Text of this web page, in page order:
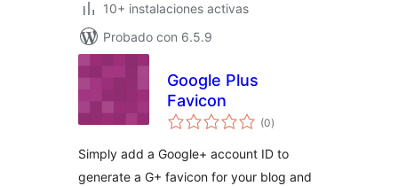
10+ instalaciones activas
Probado con 6.5.9
Google Plus
Favicon
(0total
de
)
Simply add a Google+ account ID to
generate a G+ favicon for your blog and